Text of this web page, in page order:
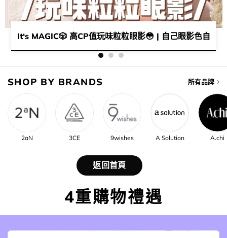
It‘s MAGIC🎲​ 高CP值玩味粒粒眼影😳​ | 自己眼影色自己
40就有交易😛​分分鐘平過餐lunch​🤩​💫​
SHOP BY BRANDS 所有品牌
2aN 3CE 9wishes A Solution A.chi
返回首頁
4重購物禮遇